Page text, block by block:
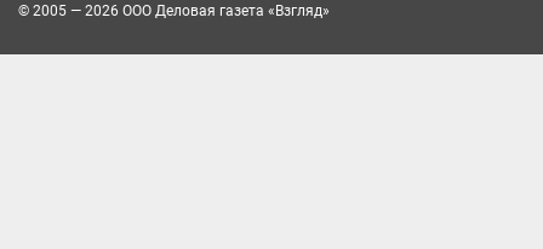
© 2005 — 2026 ООО Деловая газета «Взгляд»